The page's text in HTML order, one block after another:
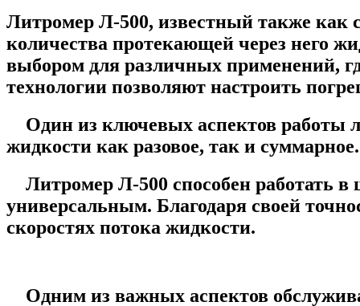
Литромер Л-500, известный также как
количества протекающей через него
выбором для различных применений,
технологии позволяют настроить
Один из ключевых аспектов работы
жидкости как разовое, так и суммарное.
Литромер Л-500 способен работать в
универсальным. Благодаря своей
скоростях потока жидкости.
Одним из важных аспектов